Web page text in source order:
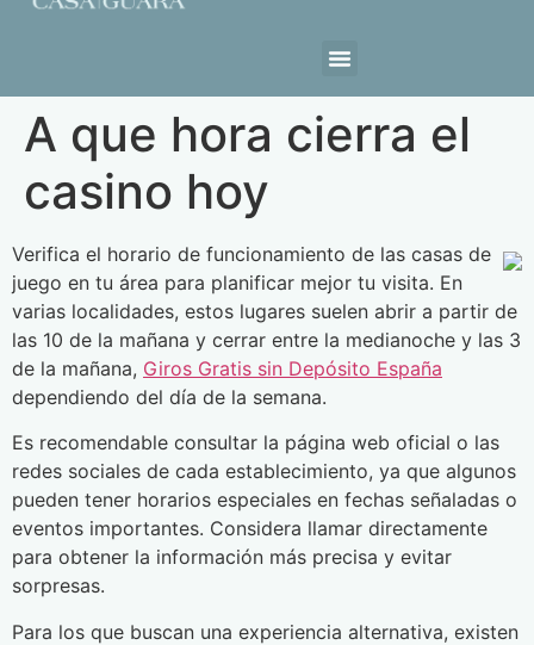
A que hora cierra el
casino hoy
Verifica el horario de funcionamiento de las casas de
juego en tu área para planificar mejor tu visita. En
varias localidades, estos lugares suelen abrir a partir de
las 10 de la mañana y cerrar entre la medianoche y las 3
de la mañana, Giros Gratis sin Depósito España
dependiendo del día de la semana.
Es recomendable consultar la página web oficial o las
redes sociales de cada establecimiento, ya que algunos
pueden tener horarios especiales en fechas señaladas o
eventos importantes. Considera llamar directamente
para obtener la información más precisa y evitar
sorpresas.
Para los que buscan una experiencia alternativa, existen